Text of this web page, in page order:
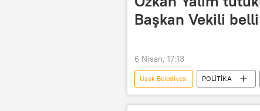
Başkan Vekili
6 Nisan, 17:13
Uşak Belediyesi POLİTİKA